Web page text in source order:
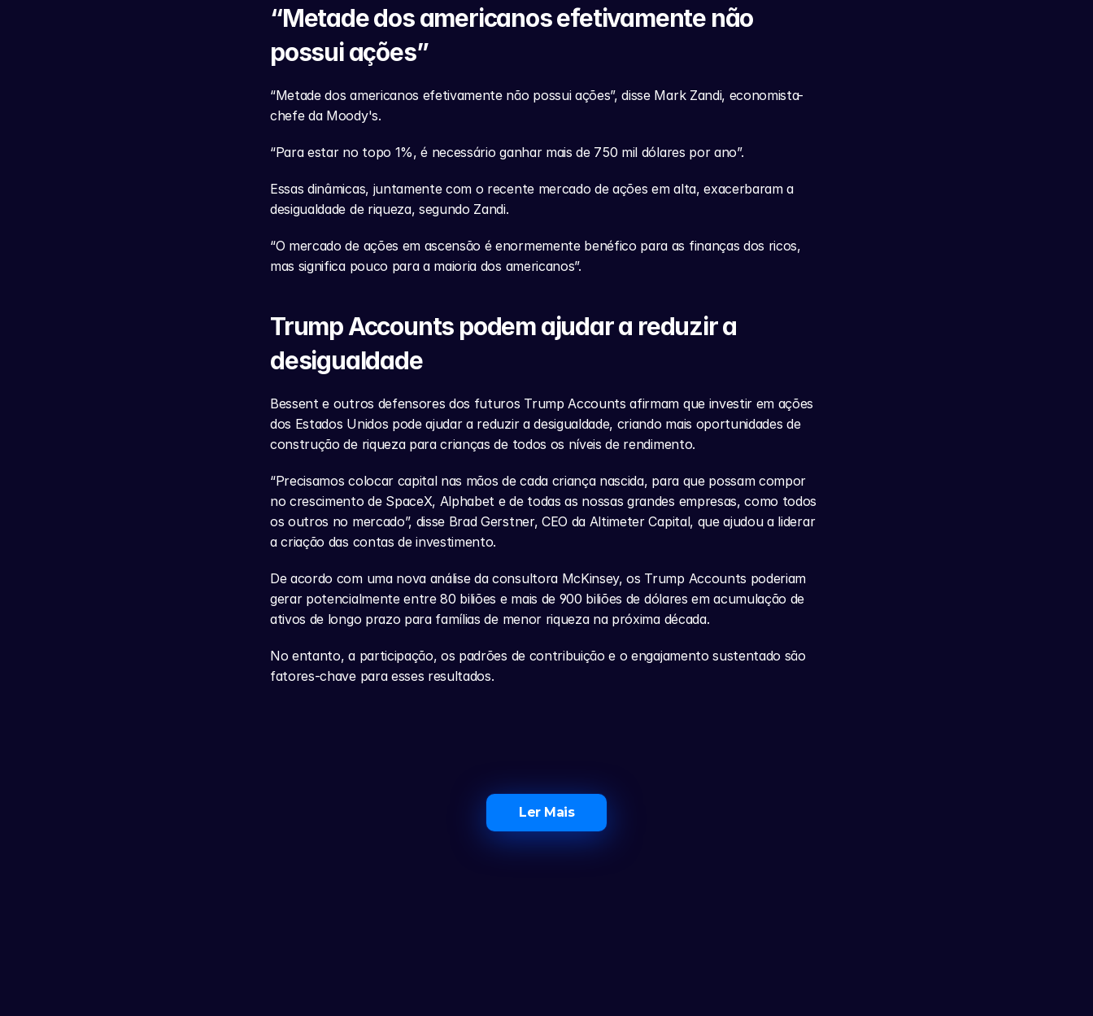
“Metade dos americanos efetivamente não
possui ações”
“Metade dos americanos efetivamente não possui ações”, disse Mark Zandi, economista-
chefe da Moody's.
“Para estar no topo 1%, é necessário ganhar mais de 750 mil dólares por ano”.
Essas dinâmicas, juntamente com o recente mercado de ações em alta, exacerbaram a
desigualdade de riqueza, segundo Zandi.
“O mercado de ações em ascensão é enormemente benéfico para as finanças dos ricos,
mas significa pouco para a maioria dos americanos”.
Trump Accounts podem ajudar a reduzir a
desigualdade
Bessent e outros defensores dos futuros Trump Accounts afirmam que investir em ações
dos Estados Unidos pode ajudar a reduzir a desigualdade, criando mais oportunidades de
construção de riqueza para crianças de todos os níveis de rendimento.
“Precisamos colocar capital nas mãos de cada criança nascida, para que possam compor
no crescimento de SpaceX, Alphabet e de todas as nossas grandes empresas, como todos
os outros no mercado”, disse Brad Gerstner, CEO da Altimeter Capital, que ajudou a liderar
a criação das contas de investimento.
De acordo com uma nova análise da consultora McKinsey, os Trump Accounts poderiam
gerar potencialmente entre 80 biliões e mais de 900 biliões de dólares em acumulação de
ativos de longo prazo para famílias de menor riqueza na próxima década.
No entanto, a participação, os padrões de contribuição e o engajamento sustentado são
fatores-chave para esses resultados.
Ler Mais